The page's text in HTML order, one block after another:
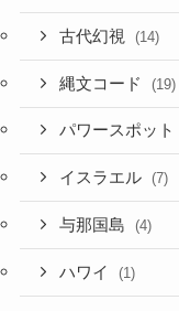
古代幻視 (14)
縄文コード (19)
パワースポット
イスラエル (7)
与那国島 (4)
ハワイ (1)